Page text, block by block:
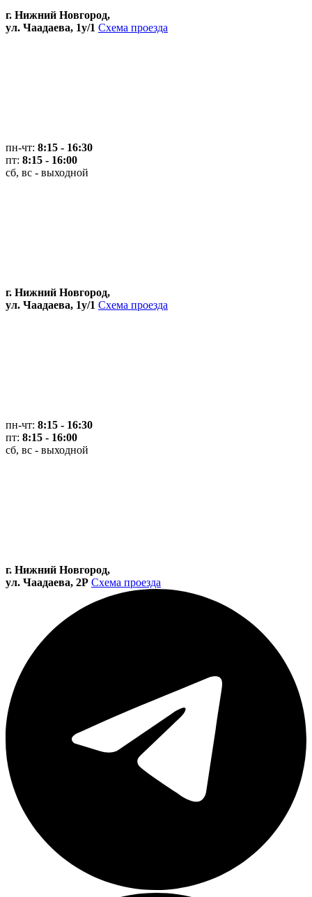
г. Нижний Новгород,
ул. Чаадаева, 1у/1 Схема проезда
пн-чт: 8:15 - 16:30
пт: 8:15 - 16:00
сб, вс - выходной
г. Нижний Новгород,
ул. Чаадаева, 1у/1 Схема проезда
пн-чт: 8:15 - 16:30
пт: 8:15 - 16:00
сб, вс - выходной
г. Нижний Новгород,
ул. Чаадаева, 2Р Схема проезда